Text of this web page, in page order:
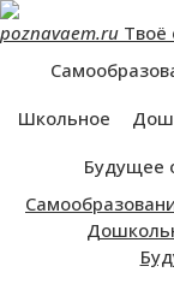
Перейти
к
контенту
poznavaem.ru Твоё
Школьное
Будущее